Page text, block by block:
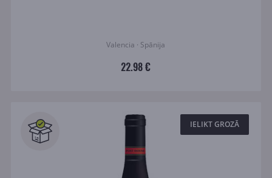
Valencia · Spānija
22.98 €
IELIKT GROZĀ